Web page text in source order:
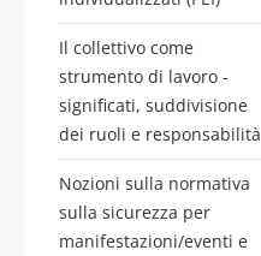
Il collettivo come
strumento di lavoro -
significati, suddivisione
dei ruoli e responsabilità
Nozioni sulla normativa
sulla sicurezza per
manifestazioni/eventi e